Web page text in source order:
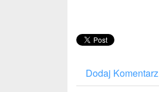
Dodaj Komentarz